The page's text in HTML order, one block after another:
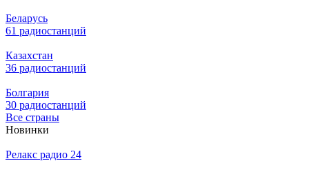
Беларусь
61 радиостанций
Казахстан
36 радиостанций
Болгария
30 радиостанций
Все страны
Новинки
Релакс радио 24